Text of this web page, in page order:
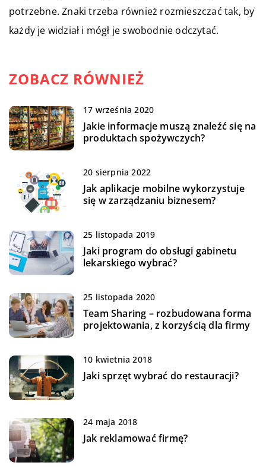
potrzebne. Znaki trzeba również rozmieszczać tak, by
każdy je widział i mógł je swobodnie odczytać.
ZOBACZ RÓWNIEŻ
17 września 2020
Jakie informacje muszą znaleźć się na
produktach spożywczych?
20 sierpnia 2022
Jak aplikacje mobilne wykorzystuje
się w zarządzaniu biznesem?
25 listopada 2019
Jaki program do obsługi gabinetu
lekarskiego wybrać?
25 listopada 2020
Team Sharing – rozbudowana forma
projektowania, z korzyścią dla firmy
10 kwietnia 2018
Jaki sprzęt wybrać do restauracji?
24 maja 2018
Jak reklamować firmę?